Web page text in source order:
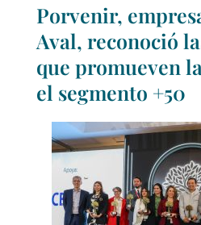
Porvenir,
Aval, reconoció
que promueven
el segmento +50